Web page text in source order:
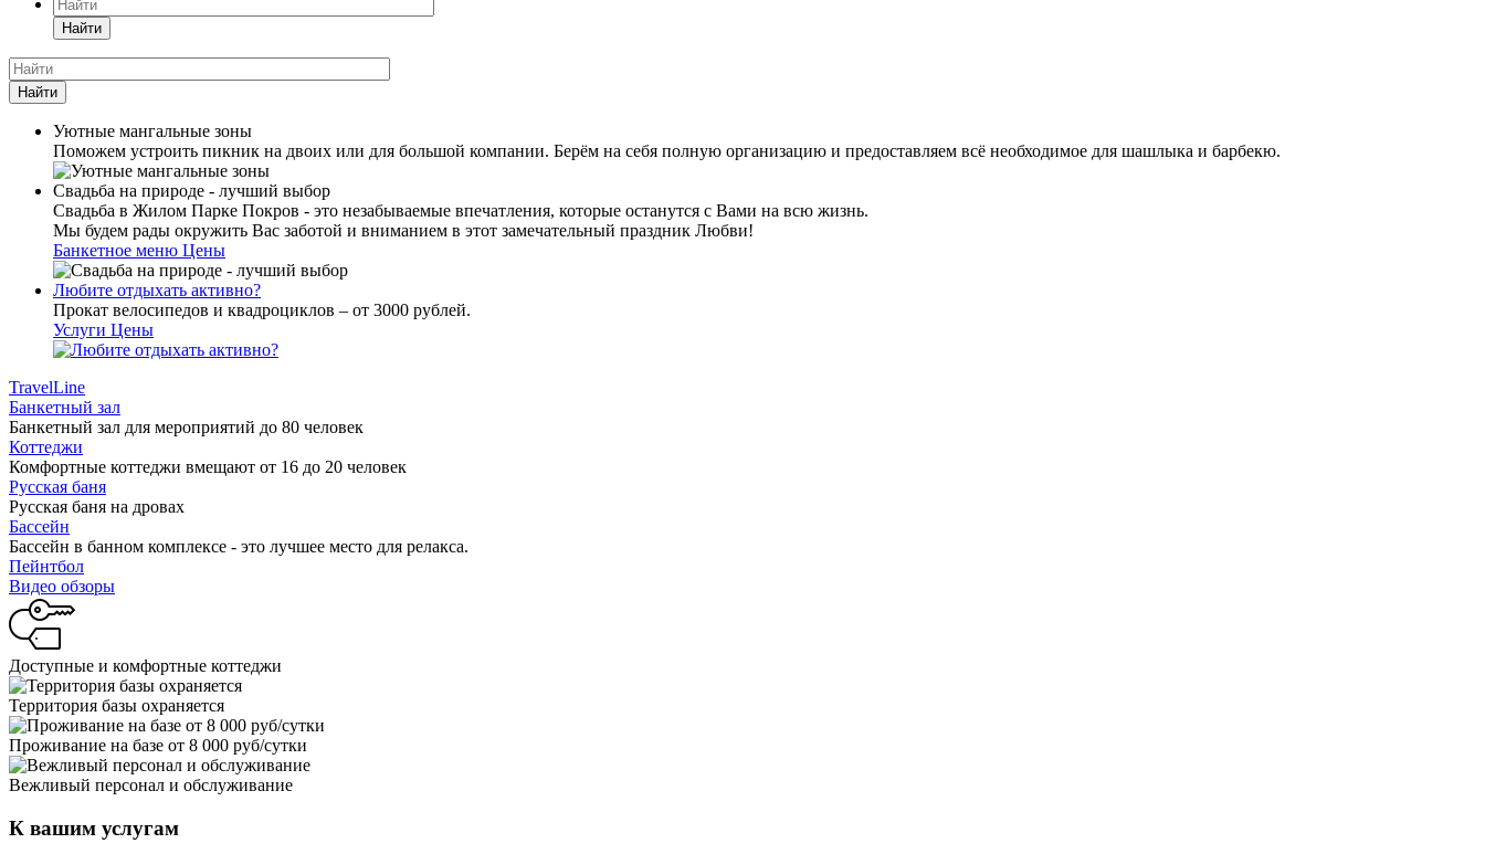
Найти
Найти
Уютные мангальные зоны
Поможем устроить пикник на двоих или для большой компании. Берём на себя полную организацию и предоставляем всё необходимое для шашлыка и барбекю.
Свадьба на природе - лучший выбор
Свадьба в Жилом Парке Покров - это незабываемые впечатления, которые останутся с Вами на всю жизнь.
Мы будем рады окружить Вас заботой и вниманием в этот замечательный праздник Любви!
Банкетное меню Цены
Любите отдыхать активно?
Прокат велосипедов и квадроциклов – от 3000 рублей.
Услуги Цены
TravelLine
Банкетный зал
Банкетный зал для мероприятий до 80 человек
Коттеджи
Комфортные коттеджи вмещают от 16 до 20 человек
Русская баня
Русская баня на дровах
Бассейн
Бассейн в банном комплексе - это лучшее место для релакса.
Пейнтбол
Видео обзоры
Доступные и комфортные коттеджи
Территория базы охраняется
Проживание на базе от 8 000 руб/сутки
Вежливый персонал и обслуживание
К вашим услугам